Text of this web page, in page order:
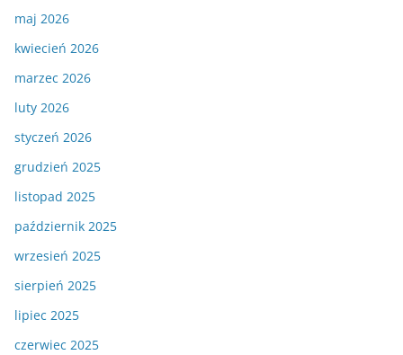
maj 2026
kwiecień 2026
marzec 2026
luty 2026
styczeń 2026
grudzień 2025
listopad 2025
październik 2025
wrzesień 2025
sierpień 2025
lipiec 2025
czerwiec 2025